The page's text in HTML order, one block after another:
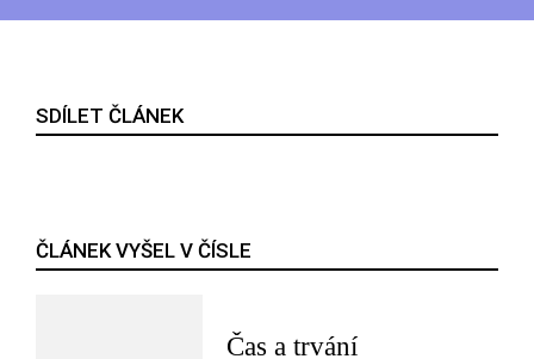
SDÍLET ČLÁNEK
ČLÁNEK VYŠEL V ČÍSLE
Čas a trvání